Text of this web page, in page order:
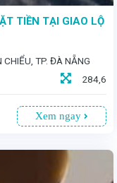
TIỀN TẠI GIAO LỘ
CHIỂU, TP. ĐÀ NẴNG
284,6
Xem ngay